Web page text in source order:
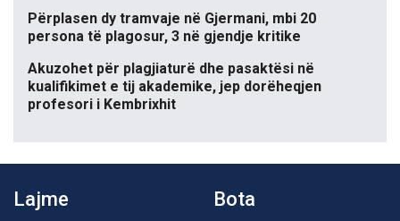
Përplasen dy tramvaje në Gjermani, mbi 20
persona të plagosur, 3 në gjendje kritike
Akuzohet për plagjiaturë dhe pasaktësi në
kualifikimet e tij akademike, jep dorëheqjen
profesori i Kembrixhit
Lajme Bota